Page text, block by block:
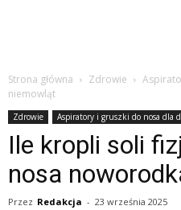
Strona główna Zdrowie
niemowląt
Zdrowie Aspiratory i gruszki do nosa dla
Ile kropli soli
nosa
Przez Redakcja - 23 września 2025